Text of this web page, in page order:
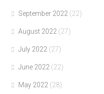
September 2022 (22)
August 2022 (27)
July 2022 (27)
June 2022 (22)
May 2022 (28)